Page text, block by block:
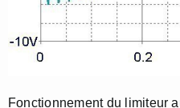
Fonctionnement du limiteur